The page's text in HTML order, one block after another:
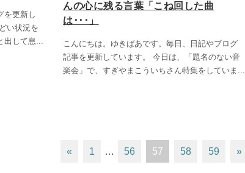
を更新し
い状況を
出して息...
んの心に残る言葉「こね回した曲
は･･･」
こんにちは。ゆきばあです。毎日、日記やブログ
記事を更新しています。 今日は、「題名のない音
楽会」で、すぎやまこういちさん特集をしていま ...
« 1 … 56 57 58 59 »